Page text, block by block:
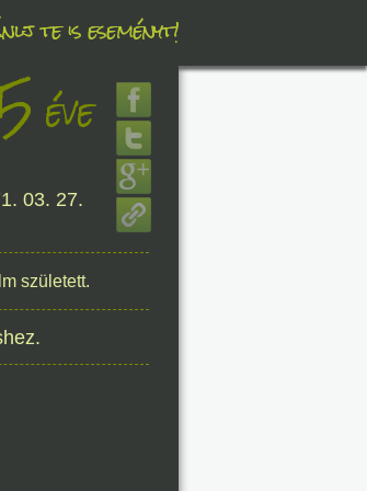
te is eseményt!
éve
03. 27.
született.